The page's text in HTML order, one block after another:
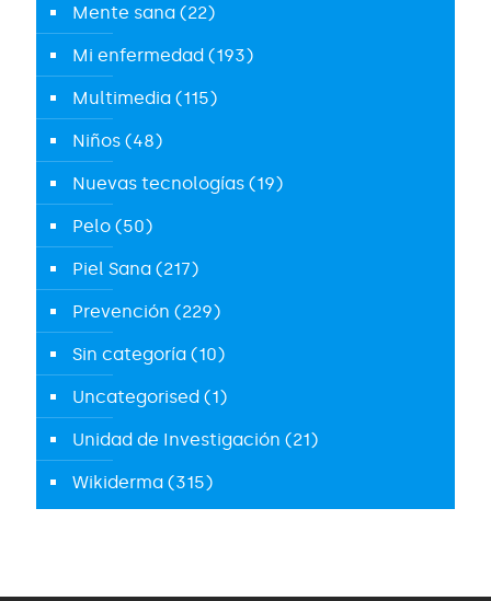
Mente sana (22)
Mi enfermedad (193)
Multimedia (115)
Niños (48)
Nuevas tecnologías (19)
Pelo (50)
Piel Sana (217)
Prevención (229)
Sin categoría (10)
Uncategorised (1)
Unidad de Investigación (21)
Wikiderma (315)